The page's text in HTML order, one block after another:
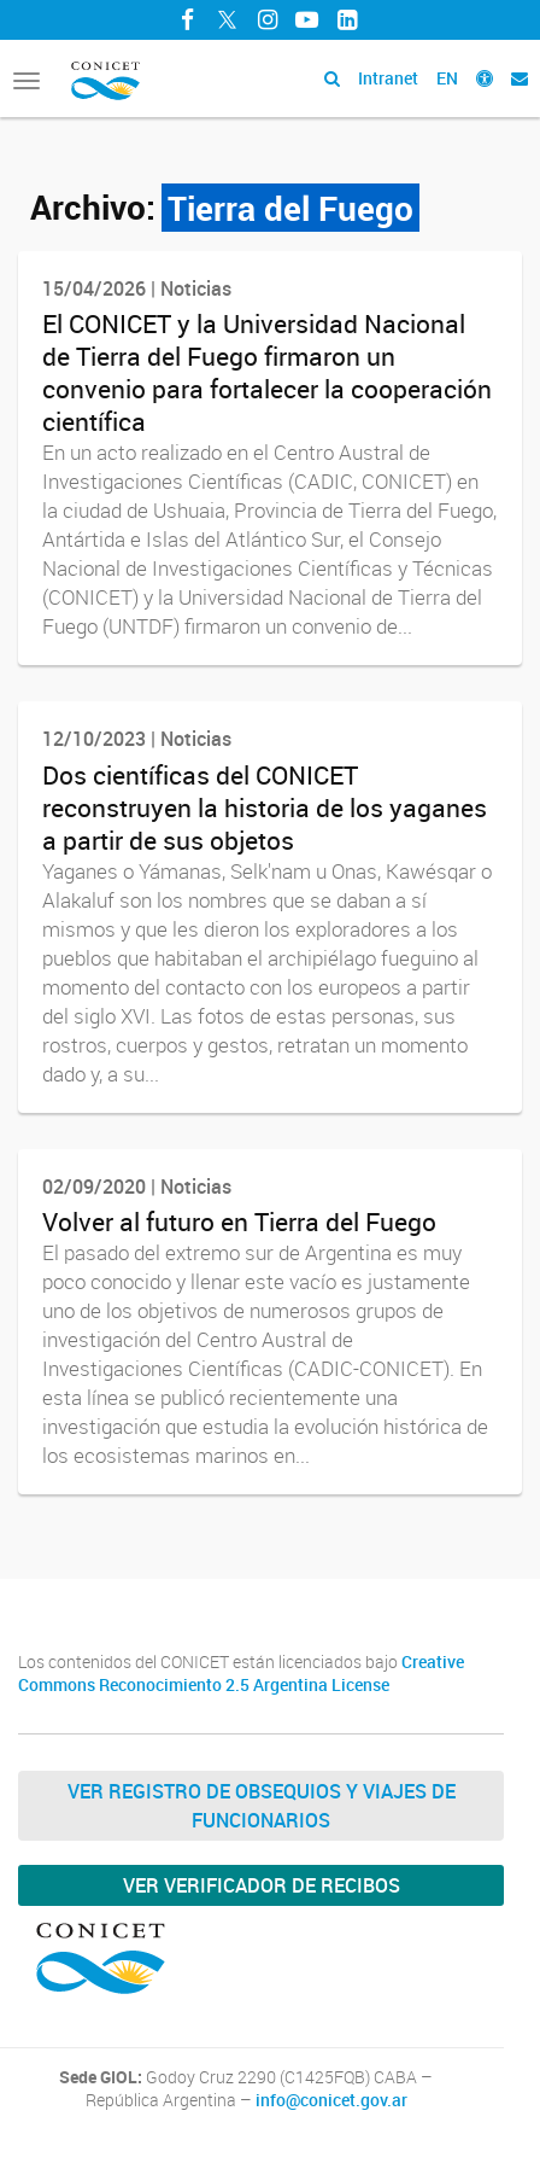
Facebook
TwitterInstagram
YouTubeLinkedIn
Toggle
navigation
Intranet EN
Archivo: Tierra del Fuego
15/04/2026 | Noticias
El CONICET y la Universidad Nacional
de Tierra del Fuego firmaron un
convenio para fortalecer la cooperación
científica
En un acto realizado en el Centro Austral de
Investigaciones Científicas (CADIC, CONICET) en
la ciudad de Ushuaia, Provincia de Tierra del Fuego,
Antártida e Islas del Atlántico Sur, el Consejo
Nacional de Investigaciones Científicas y Técnicas
(CONICET) y la Universidad Nacional de Tierra del
Fuego (UNTDF) firmaron un convenio de...
12/10/2023 | Noticias
Dos científicas del CONICET
reconstruyen la historia de los yaganes
a partir de sus objetos
Yaganes o Yámanas, Selk'nam u Onas, Kawésqar o
Alakaluf son los nombres que se daban a sí
mismos y que les dieron los exploradores a los
pueblos que habitaban el archipiélago fueguino al
momento del contacto con los europeos a partir
del siglo XVI. Las fotos de estas personas, sus
rostros, cuerpos y gestos, retratan un momento
dado y, a su...
02/09/2020 | Noticias
Volver al futuro en Tierra del Fuego
El pasado del extremo sur de Argentina es muy
poco conocido y llenar este vacío es justamente
uno de los objetivos de numerosos grupos de
investigación del Centro Austral de
Investigaciones Científicas (CADIC-CONICET). En
esta línea se publicó recientemente una
investigación que estudia la evolución histórica de
los ecosistemas marinos en...
Los contenidos del CONICET están licenciados bajo Creative
Commons Reconocimiento 2.5 Argentina License
VER REGISTRO DE OBSEQUIOS Y VIAJES DE
FUNCIONARIOS
VER VERIFICADOR DE RECIBOS
Sede GIOL: Godoy Cruz 2290 (C1425FQB) CABA –
República Argentina – info@conicet.gov.ar